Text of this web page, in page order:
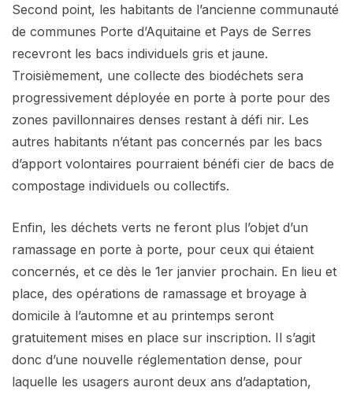
Second point, les habitants de l’ancienne communauté
de communes Porte d’Aquitaine et Pays de Serres
recevront les bacs individuels gris et jaune.
Troisièmement, une collecte des biodéchets sera
progressivement déployée en porte à porte pour des
zones pavillonnaires denses restant à défi nir. Les
autres habitants n’étant pas concernés par les bacs
d’apport volontaires pourraient bénéfi cier de bacs de
compostage individuels ou collectifs.
Enfin, les déchets verts ne feront plus l’objet d’un
ramassage en porte à porte, pour ceux qui étaient
concernés, et ce dès le 1er janvier prochain. En lieu et
place, des opérations de ramassage et broyage à
domicile à l’automne et au printemps seront
gratuitement mises en place sur inscription. Il s’agit
donc d’une nouvelle réglementation dense, pour
laquelle les usagers auront deux ans d’adaptation,